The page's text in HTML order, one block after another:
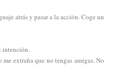
atrás y pasar a la acción. Coge un
intención.
extraña que no tengas amigas. No